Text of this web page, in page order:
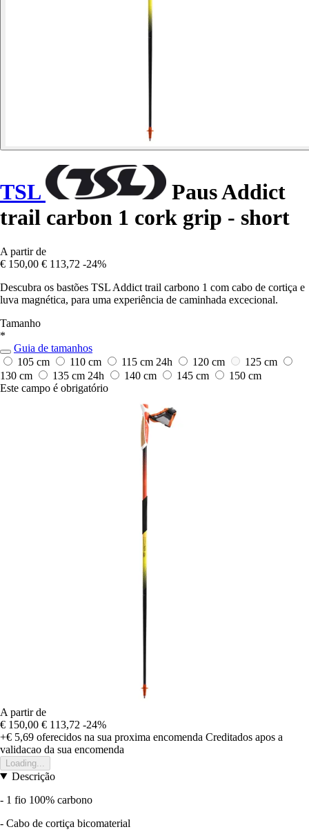
TSL
Paus Addict
trail carbon 1 cork grip - short
A partir de
€ 150,00 € 113,72 -24%
Descubra os bastões TSL Addict trail carbono 1 com cabo de cortiça e
luva magnética, para uma experiência de caminhada excecional.
Tamanho
*
Guia de tamanhos
105 cm
110 cm 115 cm 24h 120 cm
125 cm
130 cm
135 cm 24h 140 cm 145 cm
150 cm
Este campo é obrigatório
A partir de
€ 150,00 € 113,72 -24%
+€ 5,69 oferecidos na sua proxima encomenda Creditados apos a
validacao da sua encomenda
Loading...
Descrição
- 1 fio 100% carbono
- Cabo de cortiça bicomaterial